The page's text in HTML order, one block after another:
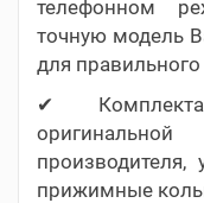
телефонном
точную модель
для
✔
производителя,
прижимные